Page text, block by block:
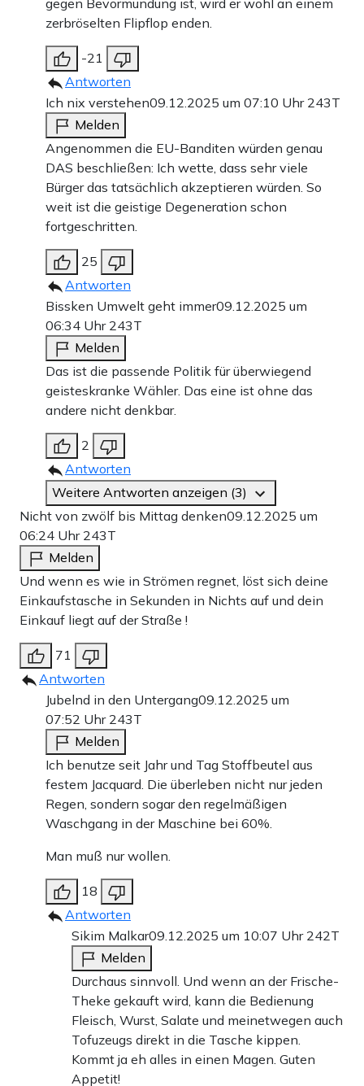
gegen Bevormundung ist, wird er wohl an einem
zerbröselten Flipflop enden.
-21
Antworten
Ich nix verstehen09.12.2025 um 07:10 Uhr 243T
Melden
Angenommen die EU-Banditen würden genau
DAS beschließen: Ich wette, dass sehr viele
Bürger das tatsächlich akzeptieren würden. So
weit ist die geistige Degeneration schon
fortgeschritten.
25
Antworten
Bissken Umwelt geht immer09.12.2025 um
06:34 Uhr 243T
Melden
Das ist die passende Politik für überwiegend
geisteskranke Wähler. Das eine ist ohne das
andere nicht denkbar.
2
Antworten
Weitere Antworten anzeigen (3)
Nicht von zwölf bis Mittag denken09.12.2025 um
06:24 Uhr 243T
Melden
Und wenn es wie in Strömen regnet, löst sich deine
Einkaufstasche in Sekunden in Nichts auf und dein
Einkauf liegt auf der Straße !
71
Antworten
Jubelnd in den Untergang09.12.2025 um
07:52 Uhr 243T
Melden
Ich benutze seit Jahr und Tag Stoffbeutel aus
festem Jacquard. Die überleben nicht nur jeden
Regen, sondern sogar den regelmäßigen
Waschgang in der Maschine bei 60%.
Man muß nur wollen.
18
Antworten
Sikim Malkar09.12.2025 um 10:07 Uhr 242T
Melden
Durchaus sinnvoll. Und wenn an der Frische-
Theke gekauft wird, kann die Bedienung
Fleisch, Wurst, Salate und meinetwegen auch
Tofuzeugs direkt in die Tasche kippen.
Kommt ja eh alles in einen Magen. Guten
Appetit!